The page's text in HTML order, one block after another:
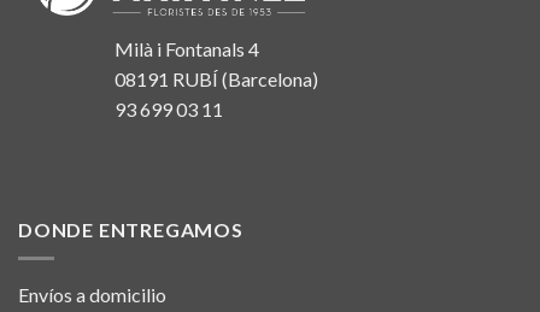
Milà i Fontanals 4
08191 RUBÍ (Barcelona)
93 699 03 11
DONDE ENTREGAMOS
Envíos a domicilio